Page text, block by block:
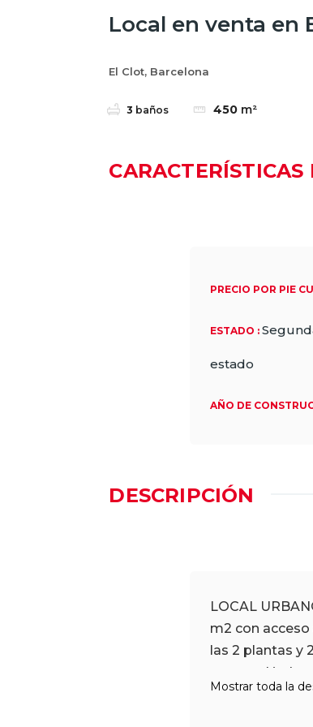
Local en venta en
El Clot, Barcelona
3 baños 450 m²
CARACTERÍSTICAS
PRECIO POR PIE
ESTADO :
estado
AÑO DE
DESCRIPCIÓN
LOCAL
m2 con
las 2 plantas y
peatonal
Extintores.
Mostrar toda la